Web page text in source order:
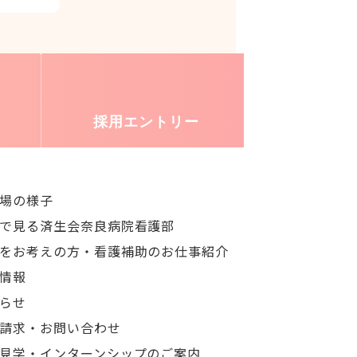
採用 エントリー
の様子
見る済生会奈良病院看護部
お考えの方・看護補助のお仕事紹介
報
せ
求・お問い合わせ
学・インターンシップのご案内